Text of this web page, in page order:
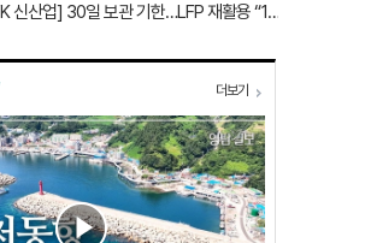
[규제에 막힌 TK 신산업] 30일 보관 기한…LFP 재활용 “180일로 늘려야”
더보기